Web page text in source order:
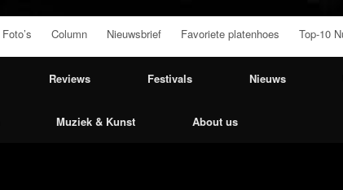
Foto’s Column Nieuwsbrief Favoriete platenhoes Top-10
Reviews Festivals Nieuws
Muziek & Kunst About us